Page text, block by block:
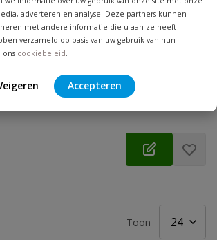
adverteren en analyse. Deze partners kunnen
met andere informatie die u aan ze heeft
verzameld op basis van uw gebruik van hun
ons cookiebeleid.
Accepteren
geschikt voor het vasthouden van
beweging.
Toon